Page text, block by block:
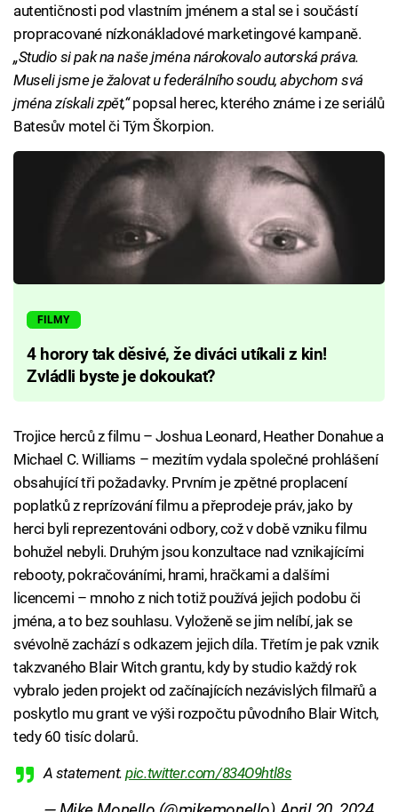
autentičnosti pod vlastním jménem a stal se i součástí
propracované nízkonákladové marketingové kampaně.
„Studio si pak na naše jména nárokovalo autorská práva.
Museli jsme je žalovat u federálního soudu, abychom svá
jména získali zpět,“popsal herec, kterého známe i ze seriálů
Batesův motel či Tým Škorpion.
FILMY
4 horory tak děsivé, že diváci utíkali z kin!
Zvládli byste je dokoukat?
Trojice herců z filmu – Joshua Leonard, Heather Donahue a
Michael C. Williams – mezitím vydala společné prohlášení
obsahující tři požadavky. Prvním je zpětné proplacení
poplatků z reprízování filmu a přeprodeje práv, jako by
herci byli reprezentováni odbory, což v době vzniku filmu
bohužel nebyli. Druhým jsou konzultace nad vznikajícími
rebooty, pokračováními, hrami, hračkami a dalšími
licencemi – mnoho z nich totiž používá jejich podobu či
jména, a to bez souhlasu. Vyloženě se jim nelíbí, jak se
svévolně zachází s odkazem jejich díla. Třetím je pak vznik
takzvaného Blair Witch grantu, kdy by studio každý rok
vybralo jeden projekt od začínajících nezávislých filmařů a
poskytlo mu grant ve výši rozpočtu původního Blair Witch,
tedy 60 tisíc dolarů.
A statement.pic.twitter.com/834O9htl8s